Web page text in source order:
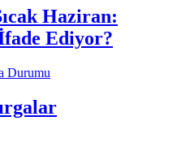
Haziran:
Ediyor?
Durumu